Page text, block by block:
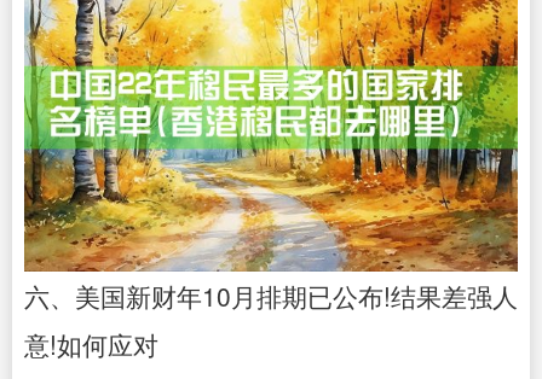
六、美国新财年10月排期已公布!结果差强人
意!如何应对